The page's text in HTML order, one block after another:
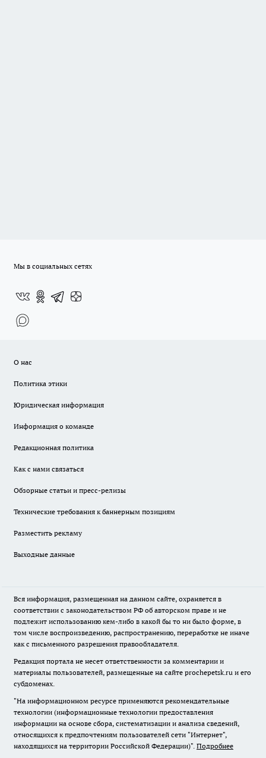
Мы в социальных сетях
О нас
Политика этики
Юридическая информация
Информация о команде
Редакционная политика
Как с нами связаться
Обзорные статьи и пресс-релизы
Технические требования к баннерным позициям
Разместить рекламу
Выходные данные
Вся информация, размещенная на данном сайте, охраняется в
соответствии с законодательством РФ об авторском праве и не
подлежит использованию кем-либо в какой бы то ни было форме, в
том числе воспроизведению, распространению, переработке не иначе
как с письменного разрешения правообладателя.
Редакция портала не несет ответственности за комментарии и
материалы пользователей, размещенные на сайте prochepetsk.ru и его
субдоменах.
"На информационном ресурсе применяются рекомендательные
технологии (информационные технологии предоставления
информации на основе сбора, систематизации и анализа сведений,
относящихся к предпочтениям пользователей сети "Интернет",
находящихся на территории Российской Федерации)". Подробнее